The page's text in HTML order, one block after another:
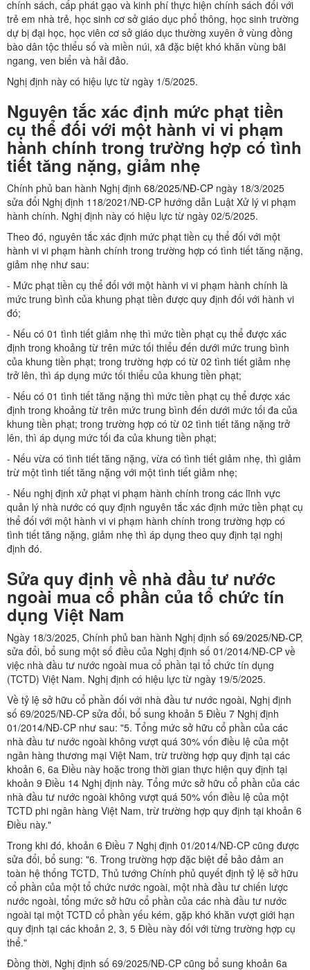
chính sách, cấp phát gạo và kinh phí thực hiện chính sách đối với
trẻ em nhà trẻ, học sinh cơ sở giáo dục phổ thông, học sinh trường
dự bị đại học, học viên cơ sở giáo dục thường xuyên ở vùng đồng
bào dân tộc thiểu số và miền núi, xã đặc biệt khó khăn vùng bãi
ngang, ven biển và hải đảo.
Nghị định này có hiệu lực từ ngày 1/5/2025.
Nguyên tắc xác định mức phạt tiền
cụ thể đối với một hành vi vi phạm
hành chính trong trường hợp có tình
tiết tăng nặng, giảm nhẹ
Chính phủ ban hành Nghị định 68/2025/NĐ-CP ngày 18/3/2025
sửa đổi Nghị định 118/2021/NĐ-CP hướng dẫn Luật Xử lý vi phạm
hành chính. Nghị định này có hiệu lực từ ngày 02/5/2025.
Theo đó, nguyên tắc xác định mức phạt tiền cụ thể đối với một
hành vi vi phạm hành chính trong trường hợp có tình tiết tăng nặng,
giảm nhẹ như sau:
- Mức phạt tiền cụ thể đối với một hành vi vi phạm hành chính là
mức trung bình của khung phạt tiền được quy định đối với hành vi
đó;
- Nếu có 01 tình tiết giảm nhẹ thì mức tiền phạt cụ thể được xác
định trong khoảng từ trên mức tối thiểu đến dưới mức trung bình
của khung tiền phạt; trong trường hợp có từ 02 tình tiết giảm nhẹ
trở lên, thì áp dụng mức tối thiểu của khung tiền phạt;
- Nếu có 01 tình tiết tăng nặng thì mức tiền phạt cụ thể được xác
định trong khoảng từ trên mức trung bình đến dưới mức tối đa của
khung tiền phạt; trong trường hợp có từ 02 tình tiết tăng nặng trở
lên, thì áp dụng mức tối đa của khung tiền phạt;
- Nếu vừa có tình tiết tăng nặng, vừa có tình tiết giảm nhẹ, thì giảm
trừ một tình tiết tăng nặng với một tình tiết giảm nhẹ;
- Nếu nghị định xử phạt vi phạm hành chính trong các lĩnh vực
quản lý nhà nước có quy định nguyên tắc xác định mức tiền phạt cụ
thể đối với một hành vi vi phạm hành chính trong trường hợp có
tình tiết tăng nặng, giảm nhẹ thì áp dụng theo quy định tại nghị
định đó.
Sửa quy định về nhà đầu tư nước
ngoài mua cổ phần của tổ chức tín
dụng Việt Nam
Ngày 18/3/2025, Chính phủ ban hành Nghị định số 69/2025/NĐ-CP,
sửa đổi, bổ sung một số điều của Nghị định số 01/2014/NĐ-CP về
việc nhà đầu tư nước ngoài mua cổ phần tại tổ chức tín dụng
(TCTD) Việt Nam. Nghị định có hiệu lực từ ngày 19/5/2025.
Về tỷ lệ sở hữu cổ phần đối với nhà đầu tư nước ngoài, Nghị định
số 69/2025/NĐ-CP sửa đổi, bổ sung khoản 5 Điều 7 Nghị định
01/2014/NĐ-CP như sau: "5. Tổng mức sở hữu cổ phần của các
nhà đầu tư nước ngoài không vượt quá 30% vốn điều lệ của một
ngân hàng thương mại Việt Nam, trừ trường hợp quy định tại các
khoản 6, 6a Điều này hoặc trong thời gian thực hiện quy định tại
khoản 9 Điều 14 Nghị định này. Tổng mức sở hữu cổ phần của các
nhà đầu tư nước ngoài không vượt quá 50% vốn điều lệ của một
TCTD phi ngân hàng Việt Nam, trừ trường hợp quy định tại khoản 6
Điều này."
Trong khi đó, khoản 6 Điều 7 Nghị định 01/2014/NĐ-CP cũng được
sửa đổi, bổ sung: "6. Trong trường hợp đặc biệt để bảo đảm an
toàn hệ thống TCTD, Thủ tướng Chính phủ quyết định tỷ lệ sở hữu
cổ phần của một tổ chức nước ngoài, một nhà đầu tư chiến lược
nước ngoài, tổng mức sở hữu cổ phần của các nhà đầu tư nước
ngoài tại một TCTD cổ phần yếu kém, gặp khó khăn vượt giới hạn
quy định tại các khoản 2, 3, 5 Điều này đối với từng trường hợp cụ
thể."
Đồng thời, Nghị định số 69/2025/NĐ-CP cũng bổ sung khoản 6a